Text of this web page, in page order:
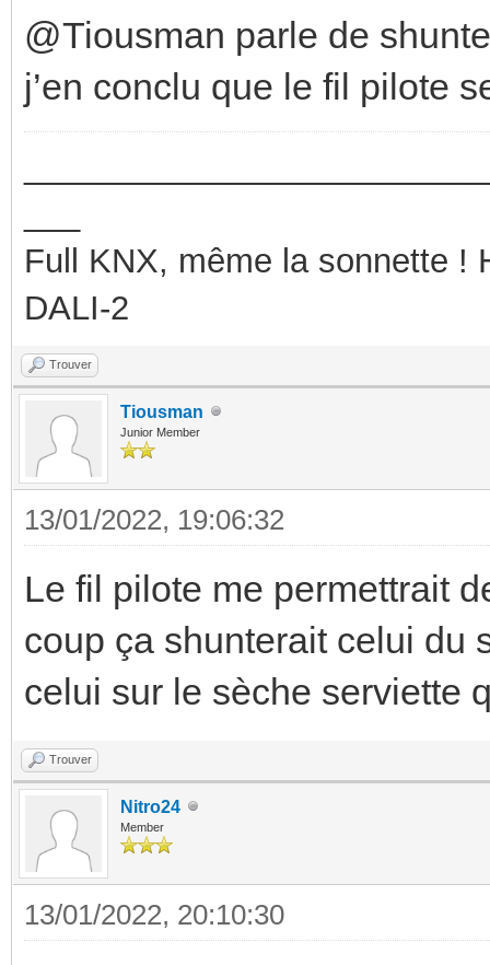
@Tiousman parle de
j’en conclu que le fil pilote
Full KNX, même la sonnette !
DALI-2
Trouver
Tiousman
Junior Member
13/01/2022, 19:06:32
Le fil pilote me permettrait
coup ça shunterait celui du
celui sur le sèche serviette
Trouver
Nitro24
Member
13/01/2022, 20:10:30